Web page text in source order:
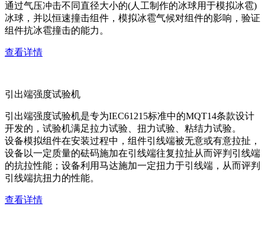
通过气压冲击不同直径大小的(人工制作的冰球用于模拟冰雹)
冰球，并以恒速撞击组件，模拟冰雹气候对组件的影响，验证
组件抗冰雹撞击的能力。
查看详情
引出端强度试验机
引出端强度试验机是专为IEC61215标准中的MQT14条款设计
开发的，试验机满足拉力试验、扭力试验、粘结力试验。
设备模拟组件在安装过程中，组件引线端被无意或有意拉扯，
设备以一定质量的砝码施加在引线端往复拉扯从而评判引线端
的抗拉性能；设备利用马达施加一定扭力于引线端，从而评判
引线端抗扭力的性能。
查看详情